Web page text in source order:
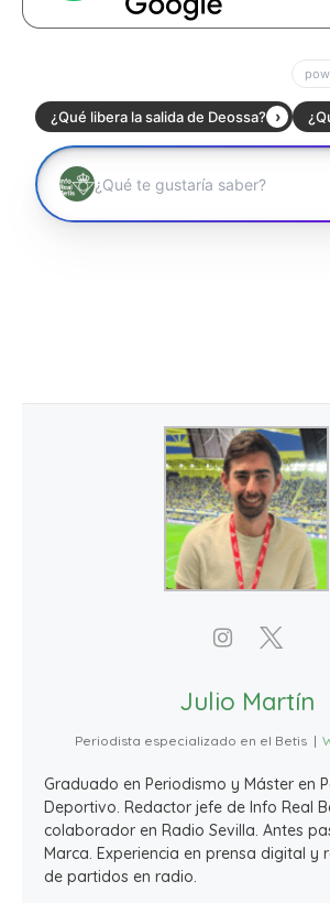
Julio Martín
Periodista especializado en el Betis |
Graduado en Periodismo y Máster en
Deportivo. Redactor jefe de Info Real
colaborador en Radio Sevilla. Antes
Marca. Experiencia en prensa digital y
de partidos en radio.